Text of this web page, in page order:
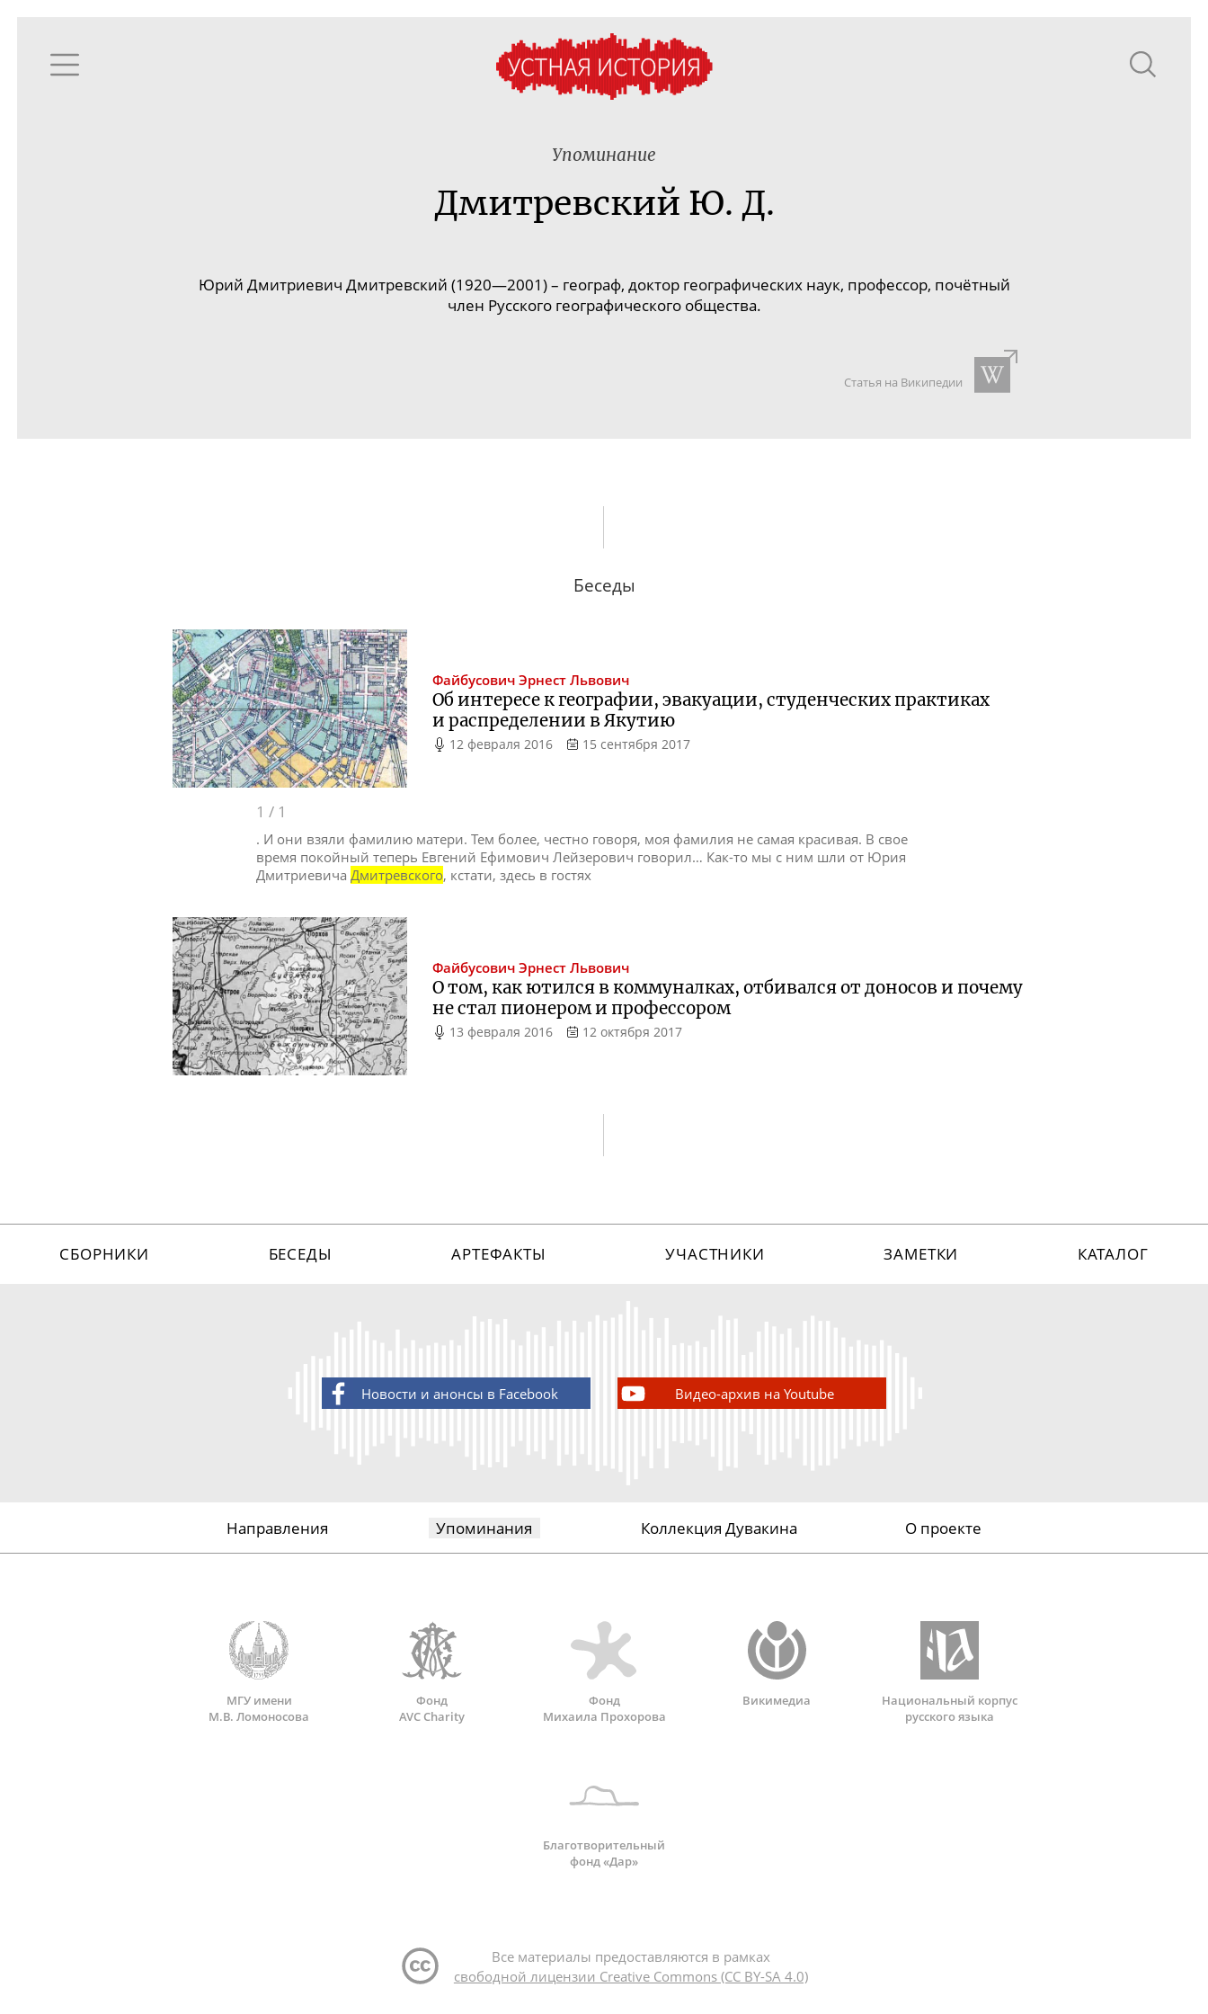
Упоминание
Дмитревский Ю. Д.
Юрий Дмитриевич Дмитревский (1920—2001) – географ, доктор географических наук, профессор, почётный
член Русского географического общества.
Статья на Википедии
Беседы
Файбусович Эрнест Львович
Об интересе к географии, эвакуации, студенческих практиках
и распределении в Якутию
12 февраля 2016 15 сентября 2017
1 / 1
. И они взяли фамилию матери. Тем более, честно говоря, моя фамилия не самая красивая. В свое
время покойный теперь Евгений Ефимович Лейзерович говорил… Как-то мы с ним шли от Юрия
Дмитриевича Дмитревского, кстати, здесь в гостях
Файбусович Эрнест Львович
О том, как ютился в коммуналках, отбивался от доносов и почему
не стал пионером и профессором
13 февраля 2016 12 октября 2017
СБОРНИКИ БЕСЕДЫ АРТЕФАКТЫ УЧАСТНИКИ ЗАМЕТКИ КАТАЛОГ
Новости и анонсы в Facebook Видео-архив на Youtube
Направления Упоминания Коллекция Дувакина О проекте
МГУ имени
М.В. Ломоносова
Фонд
AVC Charity
Фонд
Михаила Прохорова
Викимедиа
Национальный корпус
русского языка
Благотворительный
фонд «Дар»
Все материалы предоставляются в рамках
свободной лицензии Creative Commons (CC BY-SA 4.0)